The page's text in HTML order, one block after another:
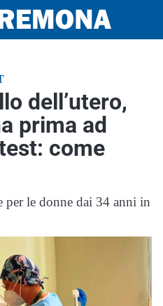
dell’utero,
prima ad
come
per le donne dai 34 anni in